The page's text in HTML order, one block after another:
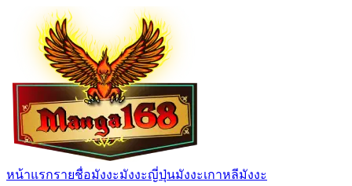
หน้าแรกรายชื่อมังงะมังงะญี่ปุ่นมังงะเกาหลีมังงะ